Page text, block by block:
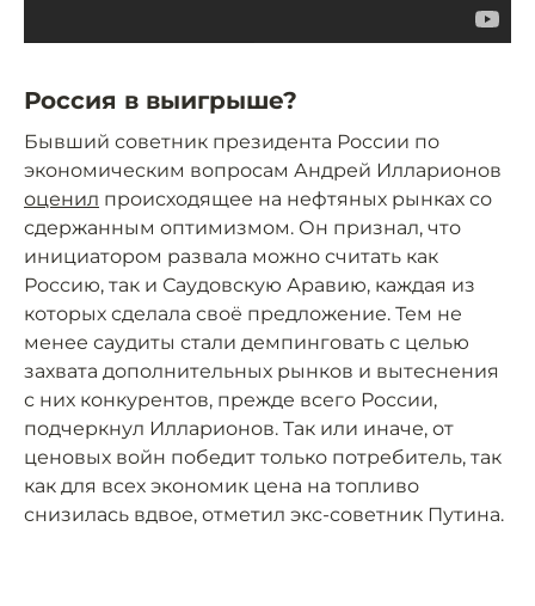
Россия в выигрыше?
Бывший советник президента России по
экономическим вопросам Андрей Илларионов
оценил происходящее на нефтяных рынках со
сдержанным оптимизмом. Он признал, что
инициатором развала можно считать как
Россию, так и Саудовскую Аравию, каждая из
которых сделала своё предложение. Тем не
менее саудиты стали демпинговать с целью
захвата дополнительных рынков и вытеснения
с них конкурентов, прежде всего России,
подчеркнул Илларионов. Так или иначе, от
ценовых войн победит только потребитель, так
как для всех экономик цена на топливо
снизилась вдвое, отметил экс-советник Путина.